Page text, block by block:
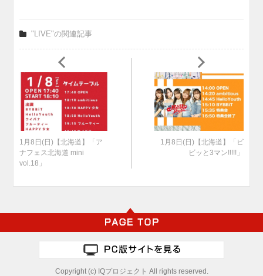
"LIVE"の関連記事
1月8日(日)【北海道】「ア
ナフェス北海道 mini
vol.18」
1月8日(日)【北海道】「ビ
ビッと3マン!!!!!」
Copyright (c) IQプロジェクト All rights reserved.